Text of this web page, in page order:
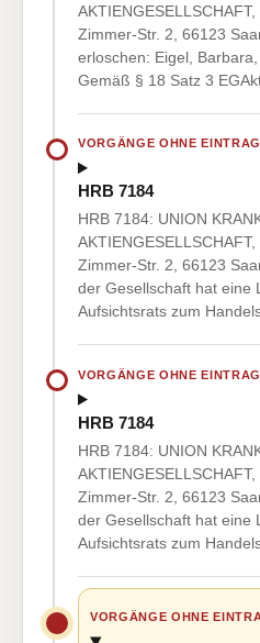
Zimmer-Str. 2, 66123
erloschen: Eigel,
Gemäß § 18 Satz 3
VORGÄNGE OHNE
HRB 7184
HRB 7184: UNION
Zimmer-Str. 2, 66123
der Gesellschaft hat eine
Aufsichtsrats zum
VORGÄNGE OHNE
HRB 7184
HRB 7184: UNION
Zimmer-Str. 2, 66123
der Gesellschaft hat eine
Aufsichtsrats zum
VORGÄNGE OHNE